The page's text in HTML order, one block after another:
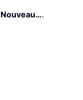
Nouveau….